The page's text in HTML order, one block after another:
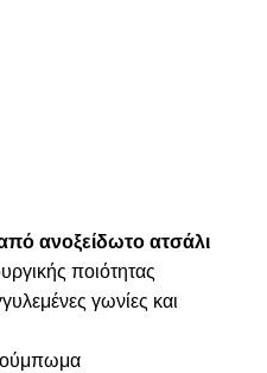
ανοξείδωτο ατσάλι
ποιότητας
γωνίες και